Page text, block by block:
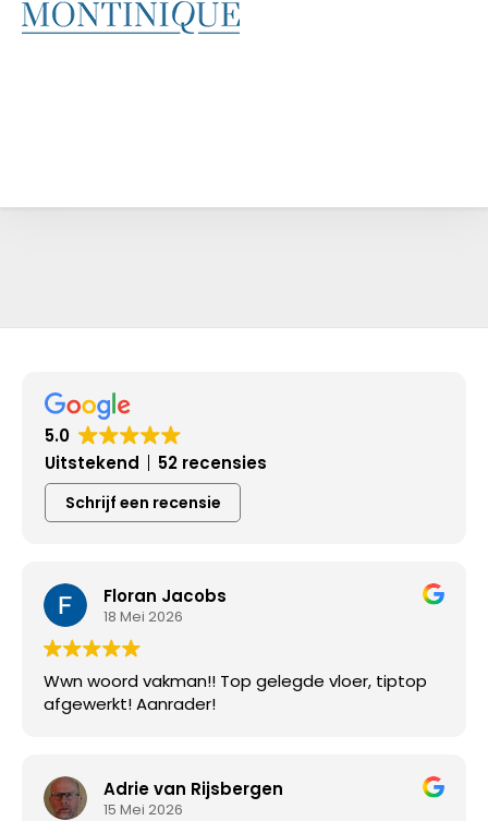
5.0
Uitstekend
52 recensies
Schrijf een recensie
Floran Jacobs
18 Mei 2026
Wwn woord vakman!! Top gelegde vloer, tiptop
afgewerkt! Aanrader!
Adrie van Rijsbergen
15 Mei 2026